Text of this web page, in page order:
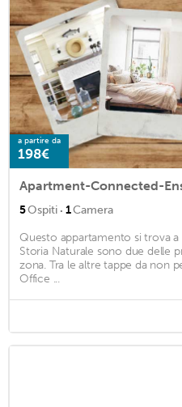
a partire da
198€
5Ospiti · 1Camera
Questo appartamento si trova a
Storia Naturale sono due delle
zona. Tra le altre tappe da non
Office ...